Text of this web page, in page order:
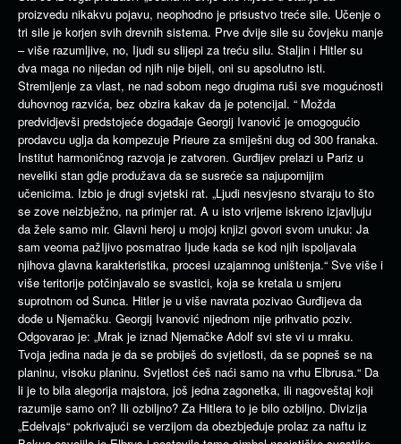
proizvedu nikakvu pojavu, neophodno je prisustvo treće sile. Učenje o
tri sile je korjen svih drevnih sistema. Prve dvije sile su čovjeku manje
– više razumljive, no, Ijudi su slijepi za treću silu. Staljin i Hitler su
dva maga no nijedan od njih nije bijeli, oni su apsolutno isti.
Stremljenje za vlast, ne nad sobom nego drugima ruši sve mogućnosti
duhovnog razvića, bez obzira kakav da je potencijal. “ Možda
predvidjevši predstojeće događaje Georgij Ivanović je omogogućio
prodavcu uglja da kompezuje Prieure za smiješni dug od 300 franaka.
Institut harmoničnog razvoja je zatvoren. Gurđijev prelazi u Pariz u
neveliki stan gdje produžava da se susreće sa najupornijim
učenicima. Izbio je drugi svjetski rat. „Ljudi nesvjesno stvaraju to što
se zove neizbježno, na primjer rat. A u isto vrijeme iskreno izjavljuju
da žele samo mir. Glavni heroj u mojoj knjizi govori svom unuku: Ja
sam veoma pažIjivo posmatrao Ijude kada se kod njih ispoljavala
njihova glavna karakteristika, procesi uzajamnog uništenja.“ Sve više i
više teritorije potčinjavalo se svastici, koja se kretala u smjeru
suprotnom od Sunca. Hitler je u više navrata pozivao Gurđijeva da
dođe u Njemačku. Georgij Ivanović nijednom nije prihvatio poziv.
Odgovarao je: „Mrak je iznad Njemačke Adolf svi ste vi u mraku.
Tvoja jedina nada je da se probiješ do svjetlosti, da se popneš se na
planinu, visoku planinu. Svjetlost ćeš naći samo na vrhu Elbrusa.“ Da
li je to bila alegorija majstora, još jedna zagonetka, ili nagoveštaj koji
razumije samo on? Ili ozbiljno? Za Hitlera to je bilo ozbiljno. Divizija
„Edelvajs“ pokrivajući se verzijom da obezbjeđuje prolaz za naftu iz